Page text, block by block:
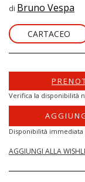
di Bruno Vespa
CARTACEO
Verifica la disponibilità
Disponibilità immediata
AGGIUNGI ALLA